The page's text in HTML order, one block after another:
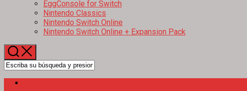
EggConsole for Switch
Nintendo Classics
Nintendo Switch Online
Nintendo Switch Online + Expansion Pack